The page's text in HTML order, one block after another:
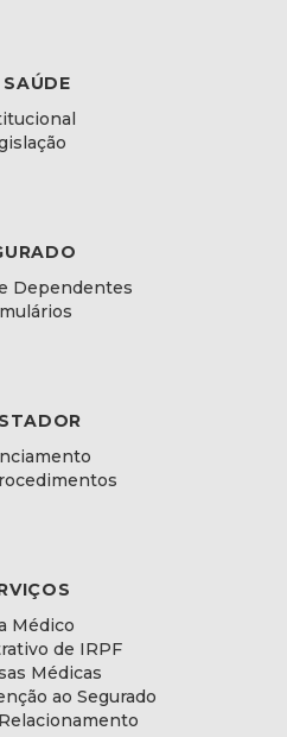
SAÚDE
Dependentes
Médico
de IRPF
Médicas
ao Segurado